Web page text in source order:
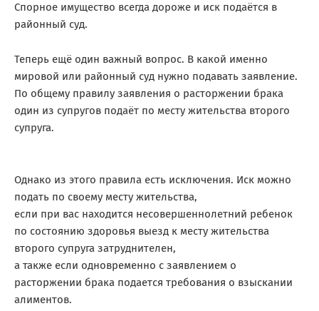
Спорное имущество всегда дороже и иск подаётся в
районный суд.
Теперь ещё один важный вопрос. В какой именно
мировой или районный суд нужно подавать заявление.
По общему правилу заявления о расторжении брака
один из супругов подаёт по месту жительства второго
супруга.
Однако из этого правила есть исключения. Иск можно
подать по своему месту жительства,
если при вас находится несовершеннолетний ребенок
по состоянию здоровья выезд к месту жительства
второго супруга затруднителен,
а также если одновременно с заявлением о
расторжении брака подается требования о взыскании
алиментов.